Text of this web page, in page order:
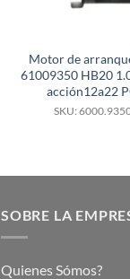
Motor de
61009350 HB20
acción12a22
SKU:
SOBRE LA
Quienes Sómos?